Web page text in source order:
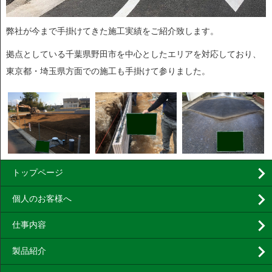
弊社が今まで手掛けてきた施工実績をご紹介致します。
拠点としている千葉県野田市を中心としたエリアを対応しており、
東京都・埼玉県方面での施工も手掛けて参りました。
トップページ
個人のお客様へ
仕事内容
製品紹介